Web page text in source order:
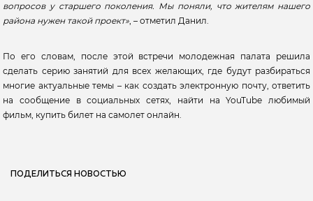
вопросов у старшего поколения. Мы поняли, что жителям нашего
района нужен такой проект», – отметил Данил.
По его словам, после этой встречи молодежная палата решила
сделать серию занятий для всех желающих, где будут разбираться
многие актуальные темы – как создать электронную почту, ответить
на сообщение в социальных сетях, найти на YouTube любимый
фильм, купить билет на самолет онлайн.
ПОДЕЛИТЬСЯ НОВОСТЬЮ